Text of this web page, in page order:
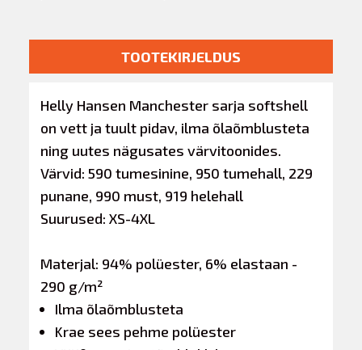
TOOTEKIRJELDUS
Helly Hansen Manchester sarja softshell
on vett ja tuult pidav, ilma õlaõmblusteta
ning uutes nägusates värvitoonides.
Värvid: 590 tumesinine, 950 tumehall, 229
punane, 990 must, 919 helehall
Suurused: XS-4XL
Materjal: 94% polüester, 6% elastaan -
290 g/m²
Ilma õlaõmblusteta
Krae sees pehme polüester